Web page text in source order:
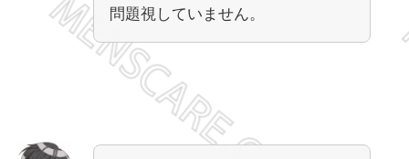
問題視していません。